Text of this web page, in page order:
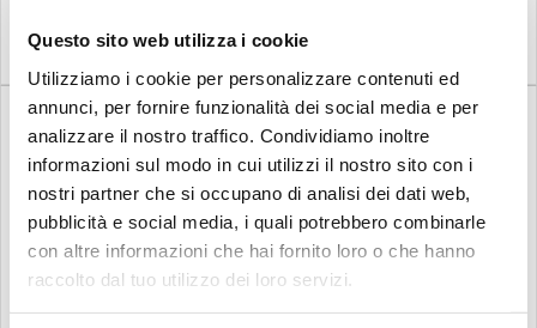
Questo sito web utilizza i cookie
Utilizziamo i cookie per personalizzare contenuti ed
annunci, per fornire funzionalità dei social media e per
analizzare il nostro traffico. Condividiamo inoltre
informazioni sul modo in cui utilizzi il nostro sito con i
nostri partner che si occupano di analisi dei dati web,
pubblicità e social media, i quali potrebbero combinarle
con altre informazioni che hai fornito loro o che hanno
raccolto dal tuo utilizzo dei loro servizi.
Su richiesta
Ik multimedia
IK MULTIMEDIA iLine Mono
Disponibile
Ik multimedia
IK MULTIMEDIA iLine Mono